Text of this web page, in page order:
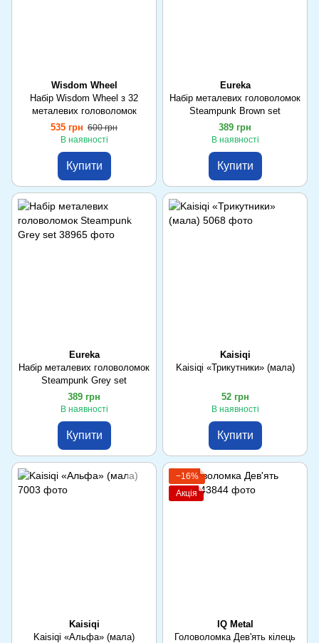
Wisdom Wheel
Набір Wisdom Wheel з 32
металевих головоломок
535 грн 600 грн
В наявності
Купити
Eureka
Набір металевих головоломок
Steampunk Brown set
389 грн
В наявності
Купити
Eureka
Набір металевих головоломок
Steampunk Grey set
389 грн
В наявності
Купити
Kaisiqi
Kaisiqi «Трикутники» (мала)
52 грн
В наявності
Купити
Kaisiqi
Kaisiqi «Альфа» (мала)
−16%
Акція
IQ Metal
Головоломка Дев'ять кілець